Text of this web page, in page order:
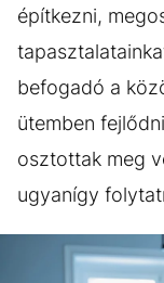
építkezni,
befogadó a
ütemben
osztottak meg
ugyanígy